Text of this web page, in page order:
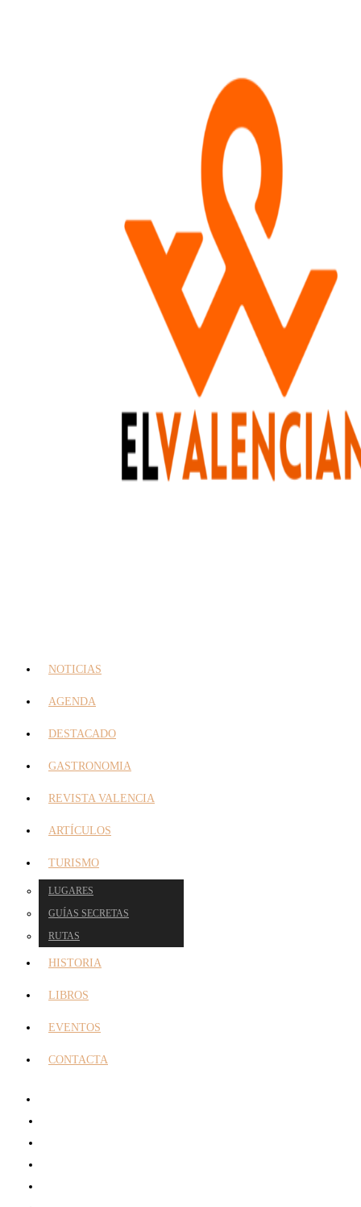
NOTICIAS
AGENDA
DESTACADO
GASTRONOMIA
REVISTA VALENCIA
ARTÍCULOS
TURISMO
LUGARES
GUÍAS SECRETAS
RUTAS
HISTORIA
LIBROS
EVENTOS
CONTACTA